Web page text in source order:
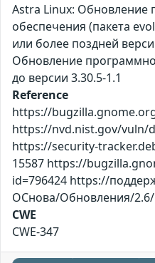
Astra Linux: Обновление
обеспечения (пакета
или более поздней
Обновление
до версии 3.30.5-1.1
Reference
https://
https://nvd.nist.gov/vuln/
https://security-
15587 https://
id=796424 https://
ОСнова/Обновления/2.6/
CWE
CWE-347